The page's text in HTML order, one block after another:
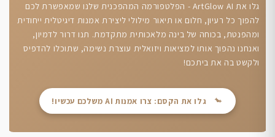
גלו את ArtGlow AI - הפלטפורמה המהפכנית שלנו שמאפשרת לכם
להפוך כל רעיון, חלום או תיאור מילולי ליצירת אמנות דיגיטלית ייחודית
ומהפנטת, בכוחה של בינה מלאכותית מתקדמת. תנו דרור לדמיון,
ואנחנו נהפוך אותו למציאות ויזואלית עוצרת נשימה, שתוכלו להדפיס
ולקשט בה את ביתכם!
גלו את הקסם: צרו אמנות AI משלכם עכשיו!